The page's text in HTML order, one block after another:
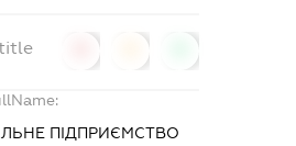
ПІДПРИЄМСТВО